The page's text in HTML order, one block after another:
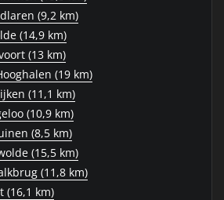
(9,2 km)
(14,9 km)
(13 km)
(19 km)
(11,1 km)
(10,9 km)
(8,5 km)
(15,5 km)
(11,8 km)
(16,1 km)